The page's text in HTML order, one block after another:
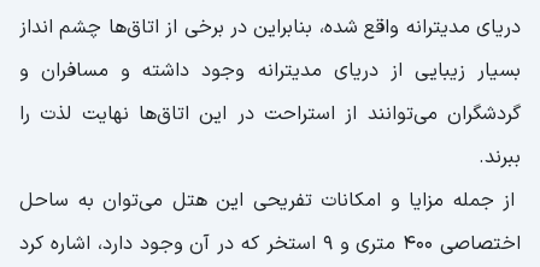
دریای مدیترانه واقع شده، بنابراین در برخی از اتاق‌ها چشم انداز
بسیار زیبایی از دریای مدیترانه وجود داشته و مسافران و
گردشگران می‌توانند از استراحت در این اتاق‌ها نهایت لذت را
ببرند.
از جمله مزایا و امکانات تفریحی این هتل می‌توان به ساحل
اختصاصی ۴۰۰ متری و ۹ استخر که در آن وجود دارد، اشاره کرد